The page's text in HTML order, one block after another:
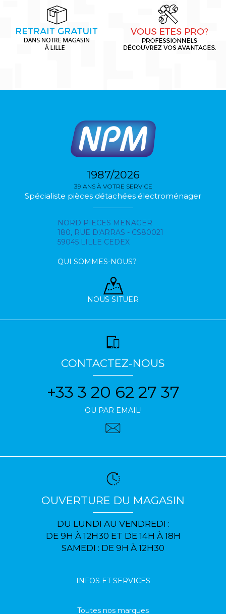
1987/2026
39 ANS À VOTRE SERVICE
Spécialiste pièces détachées électroménager
NORD PIECES MENAGER
180, RUE D'ARRAS - CS80021
59045 LILLE CEDEX
QUI SOMMES-NOUS?
NOUS SITUER
CONTACTEZ-NOUS
+33 3 20 62 27 37
OU PAR EMAIL!
OUVERTURE DU MAGASIN
DU LUNDI AU VENDREDI :
DE 9H À 12H30 ET DE 14H À 18H
SAMEDI : DE 9H À 12H30
INFOS ET SERVICES
Toutes nos marques